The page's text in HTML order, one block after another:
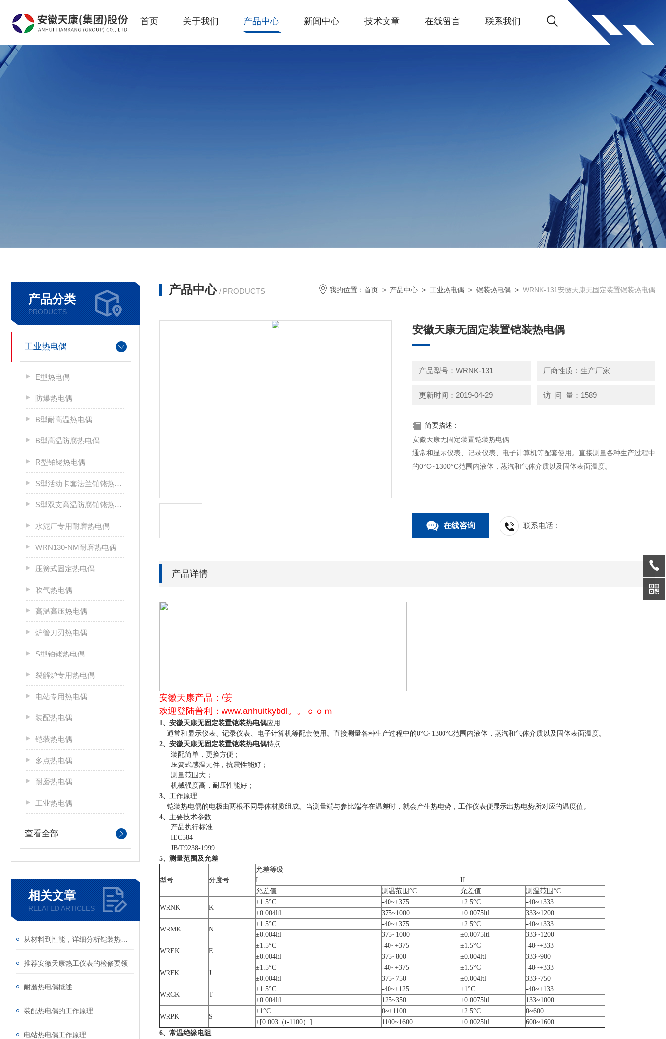
首页 关于我们 产品中心 新闻中心 技术文章 在线留言 联系我们
产品分类
PRODUCTS
工业热电偶
E型热电偶
防爆热电偶
B型耐高温热电偶
B型高温防腐热电偶
R型铂铑热电偶
S型活动卡套法兰铂铑热电偶
S型双支高温防腐铂铑热电偶
水泥厂专用耐磨热电偶
WRN130-NM耐磨热电偶
压簧式固定热电偶
吹气热电偶
高温高压热电偶
炉管刀刃热电偶
S型铂铑热电偶
裂解炉专用热电偶
电站专用热电偶
装配热电偶
铠装热电偶
多点热电偶
耐磨热电偶
工业热电偶
查看全部
相关文章
RELATED ARTICLES
推荐安徽天康热工仪表的检修要领
耐磨热电偶概述
装配热电偶的工作原理
电站热电偶工作原理
产品中心 / PRODUCTS 我的位置： 首页 > 产品中心 > 工业热电偶 > 铠装热电偶 > WRNK-131安徽天康无固定装置铠装热电偶
安徽天康无固定装置铠装热电偶
产品型号：WRNK-131 厂商性质：生产厂家
更新时间：2019-04-29 访 问 量：1589
简要描述：
安徽天康无固定装置铠装热电偶
通常和显示仪表、记录仪表、电子计算机等配套使用。直接测量各种生产过程中
的0°C~1300°C范围内液体，蒸汽和气体介质以及固体表面温度。
在线咨询 联系电话：
产品详情
安徽天康产品：/姜
欢迎登陆普利：www.anhuitkybdl。。ｃｏｍ
1、 安徽天康无固定装置铠装热电偶应用
通常和显示仪表、记录仪表、电子计算机等配套使用。直接测量各种生产过程中的0°C~1300°C范围内液体，蒸汽和气体介质以及固体表面温度。
2、 安徽天康无固定装置铠装热电偶特点
装配简单，更换方便；
压簧式感温元件，抗震性能好；
测量范围大；
机械强度高，耐压性能好；
3、 工作原理
铠装热电偶的电极由两根不同导体材质组成。当测量端与参比端存在温差时，就会产生热电势，工作仪表便显示出热电势所对应的温度值。
4、 主要技术参数
产品执行标准
IEC584
JB/T9238-1999
5、测量范围及允差
型号 分度号
允差等级
I
II
允差值
测温范围°C 允差值 测温范围°C
WRNK K
±1.5°C -40~+375 ±2.5°C
-40~+333
±0.004ltl
375~1000 ±0.0075ltl 333~1200
WRMK N
±1.5°C -40~+375 ±2.5°C
-40~+333
±0.004ltl
375~1000 ±0.0075ltl 333~1200
WREK E
±1.5°C -40~+375 ±1.5°C
-40~+333
±0.004ltl
375~800 ±0.004ltl 333~900
WRFK J
±1.5°C -40~+375 ±1.5°C
-40~+333
±0.004ltl
375~750 ±0.004ltl 333~750
WRCK T
±1.5°C -40~+125 ±1°C
-40~+133
±0.004ltl
125~350 ±0.0075ltl 133~1000
WRPK S
±1°C 0~+1100 ±2.5°C
0~600
±[0.003（t-1100）]
1100~1600 ±0.0025ltl
600~1600
6、常温绝缘电阻